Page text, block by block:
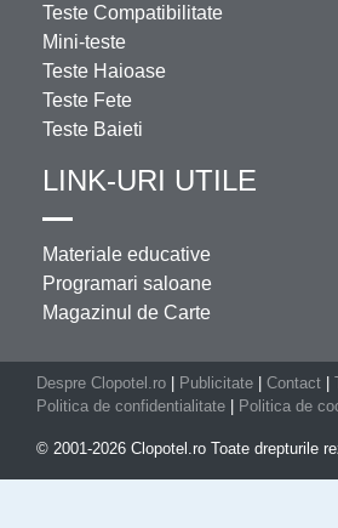
Teste Compatibilitate
Mini-teste
Teste Haioase
Teste Fete
Teste Baieti
LINK-URI UTILE
Materiale educative
Programari saloane
Magazinul de Carte
Despre Clopotel.ro | Publicitate | Contact |
Politica de confidentialitate | Politica de
© 2001-2026 Clopotel.ro Toate drepturile